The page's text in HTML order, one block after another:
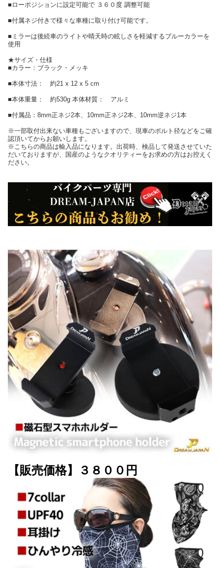
■ローポジションに設定可能で ３６０度 調整可能
■付属ネジ付きで様々な車種に取り付け可能です。
■ミラーは後続車のライトや晴天時の眩しさを軽減するブルーカラーを
使用
★サイズ・仕様
■カラー：ブラック・メッキ
■本体寸法： 約21 x 12 x 5 cm
■本体重量： 約530g 本体材質： アルミ
■付属品：8mm正ネジ2本、10mm正ネジ2本、10mm逆ネジ1本
※一部取付出来ない車種もございますので、現車のボルト径などをご確
認頂いてからお願いします。
※こちらの商品は輸入品になります。出荷時、検品して発送させていた
だいておりますが、国産のようなクオリティーをお求めの方はお控えく
ださい。
【販売価格】３８００円